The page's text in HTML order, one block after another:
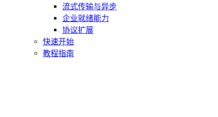
流式传输与异步
企业就绪能力
协议扩展
快速开始
教程指南